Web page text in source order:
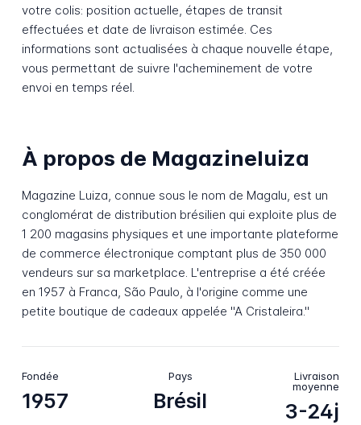
votre colis: position actuelle, étapes de transit
effectuées et date de livraison estimée. Ces
informations sont actualisées à chaque nouvelle étape,
vous permettant de suivre l'acheminement de votre
envoi en temps réel.
À propos de Magazineluiza
Magazine Luiza, connue sous le nom de Magalu, est un
conglomérat de distribution brésilien qui exploite plus de
1 200 magasins physiques et une importante plateforme
de commerce électronique comptant plus de 350 000
vendeurs sur sa marketplace. L'entreprise a été créée
en 1957 à Franca, São Paulo, à l'origine comme une
petite boutique de cadeaux appelée "A Cristaleira."
Fondée
1957
Pays
Brésil
Livraison
moyenne
3-24j